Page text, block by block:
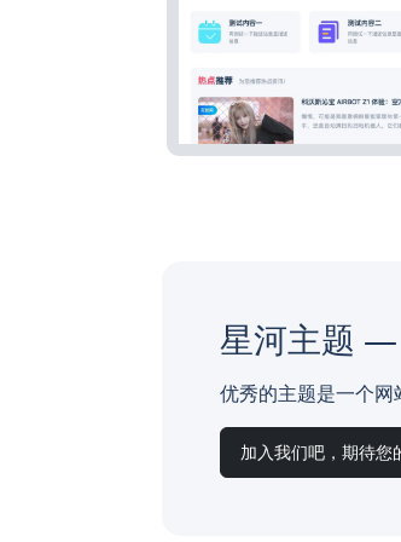
星河主题 —
优秀的主题是一个网
加入我们吧，期待您